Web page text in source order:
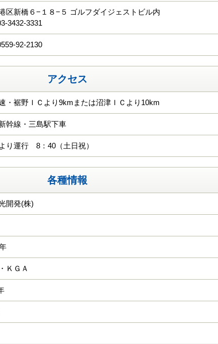
区新橋６−１８−５ ゴルフダイジェストビル内
3432-3331
92-2130
アクセス
・裾野ＩＣより9kmまたは沼津ＩＣより10km
幹線・三島駅下車
り運行 8：40（土日祝）
各種情報
開発(株)
ＫＧＡ